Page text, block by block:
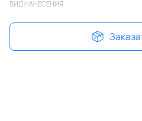
ВИД НАНЕСЕНИЯ